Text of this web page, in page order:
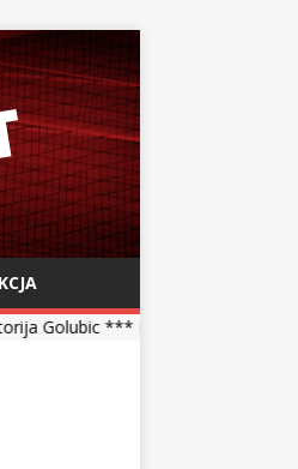
Chwalińska 5-7, 1-6 Talia Gibson